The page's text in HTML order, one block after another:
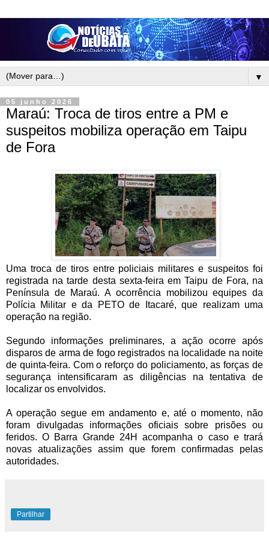
▼
05 junho 2026
Maraú: Troca de tiros entre a PM e
suspeitos mobiliza operação em Taipu
de Fora
Uma troca de tiros entre policiais militares e suspeitos foi
registrada na tarde desta sexta-feira em Taipu de Fora, na
Península de Maraú. A ocorrência mobilizou equipes da
Polícia Militar e da PETO de Itacaré, que realizam uma
operação na região.
Segundo informações preliminares, a ação ocorre após
disparos de arma de fogo registrados na localidade na noite
de quinta-feira. Com o reforço do policiamento, as forças de
segurança intensificaram as diligências na tentativa de
localizar os envolvidos.
A operação segue em andamento e, até o momento, não
foram divulgadas informações oficiais sobre prisões ou
feridos. O Barra Grande 24H acompanha o caso e trará
novas atualizações assim que forem confirmadas pelas
autoridades.
Partilhar